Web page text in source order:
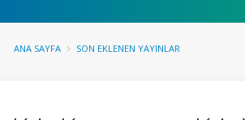
ANA SAYFA SON EKLENEN YAYINLAR